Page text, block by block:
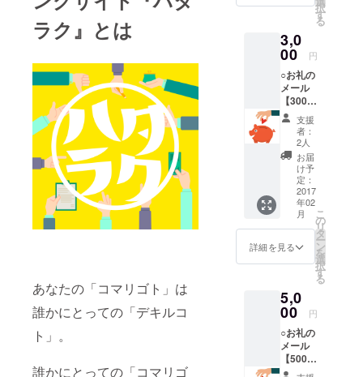
ラク』とは
あなたの「コマリゴト」は
誰かにとっての「デキルコ
ト」。
誰かにとっての「コマリゴ
トを発
行いた
しま
す。 公
開前か
らコマ
リゴト
の投稿
が可能
になる
ので、
注目度
の高い
公開日
にあな
たのコ
マリゴ
スター
トする
できま
す。 ※⬇︎
こちら
択
す
る
3,0
00 円
○お礼の
メール
【3000
円】 ご
支援金
として
ありが
たく頂
戴いた
しま
す。 大
滝より
感謝の
気持ち
を込め
ルをお
送りい
たしま
す。
支援
者：
2人
お届
け予
定：
2017
年02
月
詳細を見る
こ
の
リ
タ
ー
ン
を
選
択
す
る
5,0
00 円
○お礼の
メール
【5000
円】 ご